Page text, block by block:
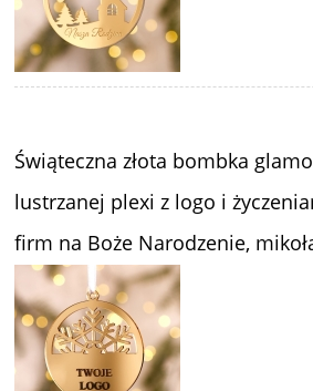
Świąteczna złota bombka
lustrzanej plexi z logo i
firm na Boże Narodzenie,